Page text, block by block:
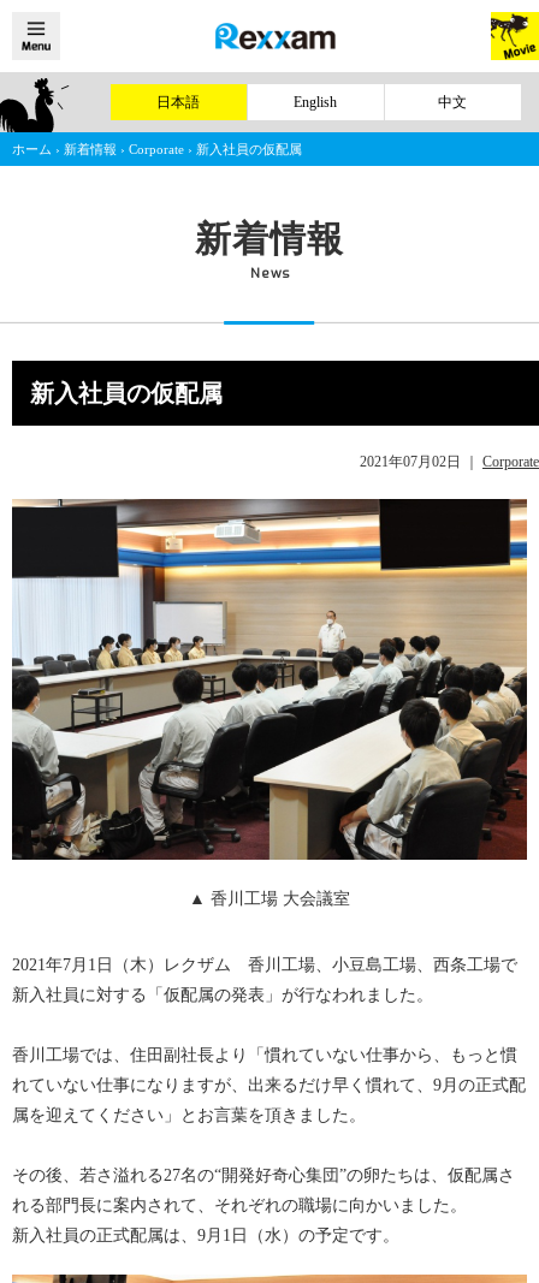
日本語 English 中文
ホーム › 新着情報 › Corporate › 新入社員の仮配属
新着情報
News
新入社員の仮配属
2021年07月02日 Corporate
▲ 香川工場 大会議室
2021年7月1日（木）レクザム 香川工場、小豆島工場、西条工場で
新入社員に対する「仮配属の発表」が行なわれました。
香川工場では、住田副社長より「慣れていない仕事から、もっと慣
れていない仕事になりますが、出来るだけ早く慣れて、9月の正式配
属を迎えてください」とお言葉を頂きました。
その後、若さ溢れる27名の“開発好奇心集団”の卵たちは、仮配属さ
れる部門長に案内されて、それぞれの職場に向かいました。
新入社員の正式配属は、9月1日（水）の予定です。